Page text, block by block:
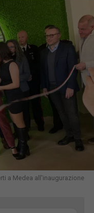
a Medea all'inaugurazione